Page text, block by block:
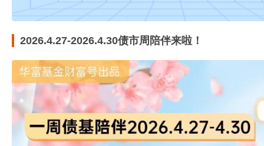
2026.4.27-2026.4.30债市周陪伴来啦！